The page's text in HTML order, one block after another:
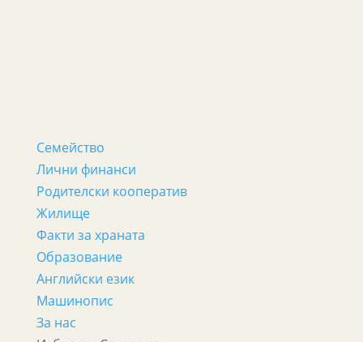
Семейство
Лични финанси
Родителски кооператив
Жилище
Факти за храната
Образование
Английски език
Машинопис
За нас